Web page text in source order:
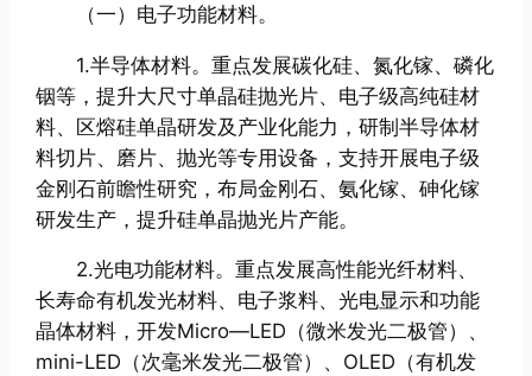
（一）电子功能材料。
1.半导体材料。重点发展碳化硅、氮化镓、磷化
铟等，提升大尺寸单晶硅抛光片、电子级高纯硅材
料、区熔硅单晶研发及产业化能力，研制半导体材
料切片、磨片、抛光等专用设备，支持开展电子级
金刚石前瞻性研究，布局金刚石、氨化镓、砷化镓
研发生产，提升硅单晶抛光片产能。
2.光电功能材料。重点发展高性能光纤材料、
长寿命有机发光材料、电子浆料、光电显示和功能
晶体材料，开发Micro—LED（微米发光二极管）、
mini-LED（次毫米发光二极管）、OLED（有机发